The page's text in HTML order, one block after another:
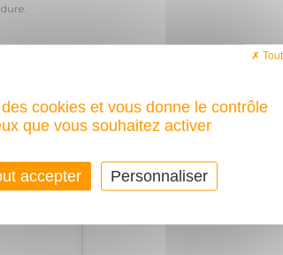
la peau et les yeux.
Nocif en cas d'ingestion. Irritant pour les yeux.
11€
cookies et vous donne le contrôle
que vous souhaitez activer
accepter Personnaliser